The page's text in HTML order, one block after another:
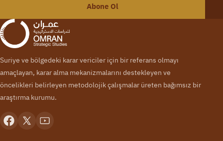
Abone Ol
Suriye ve bölgedeki karar vericiler için bir referans olmayı
amaçlayan, karar alma mekanizmalarını destekleyen ve
öncelikleri belirleyen metodolojik çalışmalar üreten bağımsız bir
araştırma kurumu.